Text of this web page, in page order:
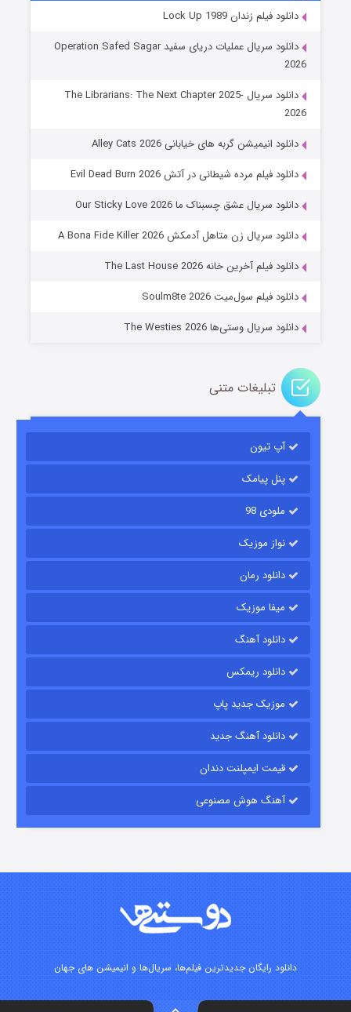
شوهر
عملیات آپارتمان
قسمت۲ (زیرنویس) منتشر شد
قسمت
شوگر فصل ۲
دانلود فیلم زندان Lock Up 1989
دانلود سریال عملیات دریای سفید Operation Safed Sagar
2026
دانلود سریال The Librarians: The Next Chapter 2025-
2026
دانلود انیمیشن گربه های خیابانی Alley Cats 2026
دانلود فیلم مرده شیطانی در آتش Evil Dead Burn 2026
دانلود سریال عشق چسبناک ما Our Sticky Love 2026
دانلود سریال زن متاهل آدمکش A Bona Fide Killer 2026
دانلود فیلم آخرین خانه The Last House 2026
دانلود فیلم سول‌میت Soulm8te 2026
دانلود سریال وستی‌ها The Westies 2026
تبلیغات متنی
آپ تیون
پنل پیامک
ملودی 98
نواز موزیک
دانلود رمان
میفا موزیک
دانلود آهنگ
دانلود ریمکس
موزیک جدید پاپ
دانلود آهنگ جدید
قیمت ایمپلنت دندان
آهنگ هوش مصنوعی
دانلود رایگان جدیدترین فیلم‌ها، سریال‌ها و انیمیشن های جهان